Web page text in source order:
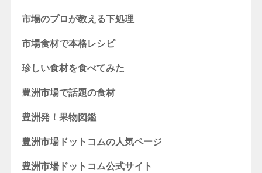
市場のプロが教える下処理
市場食材で本格レシピ
珍しい食材を食べてみた
豊洲市場で話題の食材
豊洲発！果物図鑑
豊洲市場ドットコムの人気ページ
豊洲市場ドットコム公式サイト